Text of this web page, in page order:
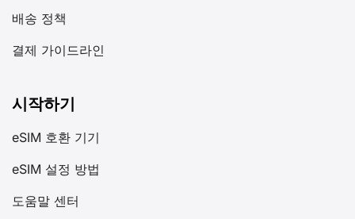
배송 정책
결제 가이드라인
시작하기
eSIM 호환 기기
eSIM 설정 방법
도움말 센터